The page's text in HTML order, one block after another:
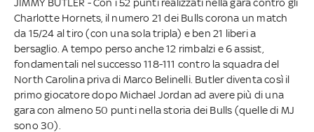
Charlotte Hornets, il numero 21 dei Bulls corona un match
da 15/24 al tiro (con una sola tripla) e ben 21 liberi a
bersaglio. A tempo perso anche 12 rimbalzi e 6 assist,
fondamentali nel successo 118-111 contro la squadra del
North Carolina priva di Marco Belinelli. Butler diventa così il
primo giocatore dopo Michael Jordan ad avere più di una
gara con almeno 50 punti nella storia dei Bulls (quelle di MJ
sono 30).